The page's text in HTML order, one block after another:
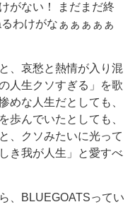
がない！ まだまだ終
わけがなぁぁぁぁぁ
、哀愁と熱情が入り混
人生クソすぎる」を歌
めな人生だとしても、
歩んでいたとしても、
、クソみたいに光って
き我が人生」と愛すべ
、BLUEGOATSってい